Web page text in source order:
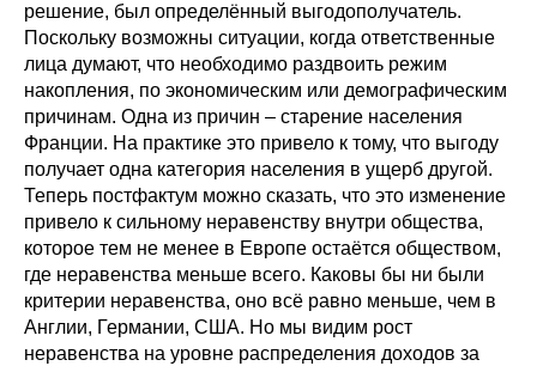
решение, был определённый выгодополучатель.
Поскольку возможны ситуации, когда ответственные
лица думают, что необходимо раздвоить режим
накопления, по экономическим или демографическим
причинам. Одна из причин – старение населения
Франции. На практике это привело к тому, что выгоду
получает одна категория населения в ущерб другой.
Теперь постфактум можно сказать, что это изменение
привело к сильному неравенству внутри общества,
которое тем не менее в Европе остаётся обществом,
где неравенства меньше всего. Каковы бы ни были
критерии неравенства, оно всё равно меньше, чем в
Англии, Германии, США. Но мы видим рост
неравенства на уровне распределения доходов за